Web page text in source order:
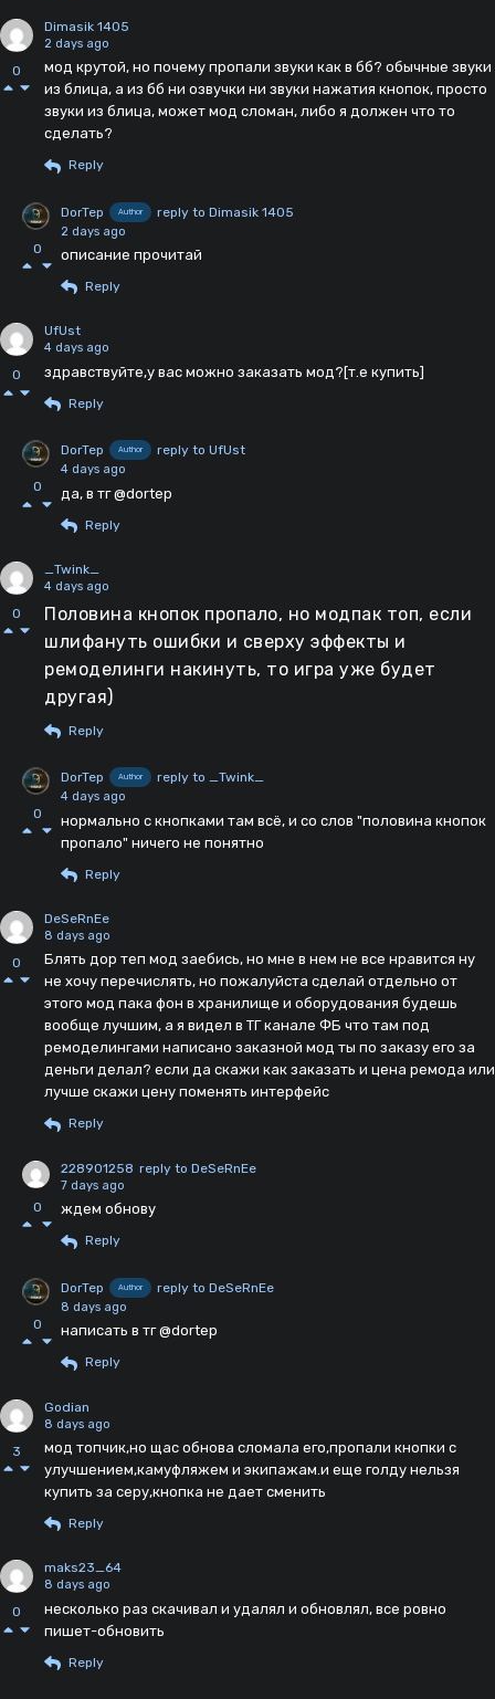
0
Dimasik 1405
2 days ago
мод крутой, но почему пропали звуки как в бб? обычные звуки
из блица, а из бб ни озвучки ни звуки нажатия кнопок, просто
звуки из блица, может мод сломан, либо я должен что то
сделать?
Reply
0
DorTep Author reply to Dimasik 1405
2 days ago
описание прочитай
Reply
0
UfUst
4 days ago
здравствуйте,у вас можно заказать мод?[т.е купить]
Reply
0
DorTep Author reply to UfUst
4 days ago
да, в тг @dortep
Reply
0
_Twink_
4 days ago
Половина кнопок пропало, но модпак топ, если
шлифануть ошибки и сверху эффекты и
ремоделинги накинуть, то игра уже будет
другая)
Reply
0
DorTep Author reply to _Twink_
4 days ago
нормально с кнопками там всё, и со слов "половина кнопок
пропало" ничего не понятно
Reply
0
DeSeRnEe
8 days ago
Блять дор теп мод заебись, но мне в нем не все нравится ну
не хочу перечислять, но пожалуйста сделай отдельно от
этого мод пака фон в хранилище и оборудования будешь
вообще лучшим, а я видел в ТГ канале ФБ что там под
ремоделингами написано заказной мод ты по заказу его за
деньги делал? если да скажи как заказать и цена ремода или
лучше скажи цену поменять интерфейс
Reply
0
228901258 reply to DeSeRnEe
7 days ago
ждем обнову
Reply
0
DorTep Author reply to DeSeRnEe
8 days ago
написать в тг @dortep
Reply
3
Godian
8 days ago
мод топчик,но щас обнова сломала его,пропали кнопки с
улучшением,камуфляжем и экипажам.и еще голду нельзя
купить за серу,кнопка не дает сменить
Reply
0
maks23_64
8 days ago
несколько раз скачивал и удалял и обновлял, все ровно
пишет-обновить
Reply